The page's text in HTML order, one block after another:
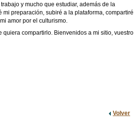
y mucho que estudiar, además de la
preparación, subiré a la plataforma, compartiré
amor por el culturismo.
compartirlo. Bienvenidos a mi sitio, vuestro
Volver